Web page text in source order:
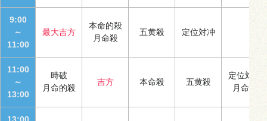
9:00
～
11:00
最大吉方
本命的殺
月命殺
五黄殺 定位対冲
11:00
～
13:00
時破
月命的殺
吉方 本命殺 五黄殺
定位対冲
月命殺